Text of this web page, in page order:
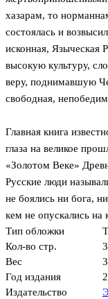
хазарам, то
состоялась и
исконная, Языческая
высокую культуру,
веру, поднимавшую
свободная,
Главная книга
глаза на великое
«Золотом Веке»
Русские люди
не боялись ни бога,
кем не опускались на
Тип обложки
Кол-во стр.
Вес
Год издания
Издательство